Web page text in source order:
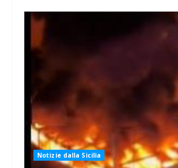
Notizie dalla Sicilia